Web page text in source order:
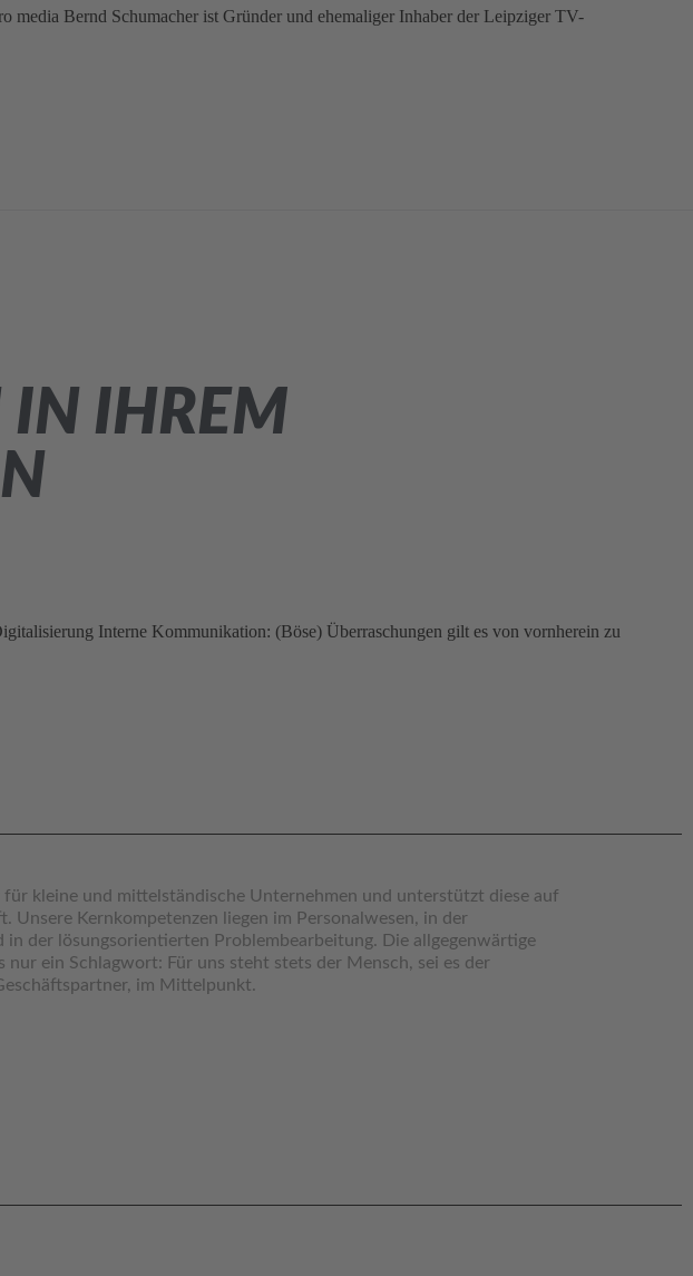
media Bernd Schumacher ist Gründer und ehemaliger Inhaber der Leipziger TV-
IHREM
Interne Kommunikation: (Böse) Überraschungen gilt es von vornherein zu
für kleine und mittelständische Unternehmen und unterstützt diese auf
Unsere Kernkompetenzen liegen im Personalwesen, in der
in der lösungsorientierten Problembearbeitung. Die allgegenwärtige
nur ein Schlagwort: Für uns steht stets der Mensch, sei es der
im Mittelpunkt.